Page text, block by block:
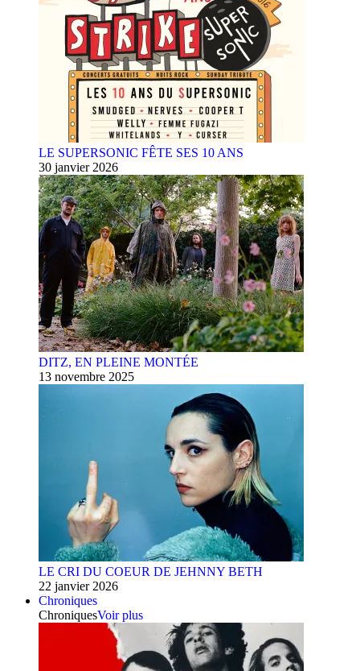
LE SUPERSONIC FÊTE SES 10 ANS
30 janvier 2026
DITZ, EN PLEINE MONTÉE
13 novembre 2025
LE CRI DU COEUR DE JEHNNY BETH
22 janvier 2026
Chroniques
ChroniquesVoir plus